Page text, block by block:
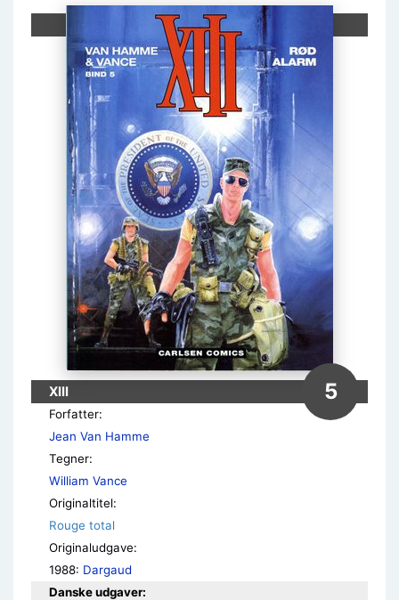
XIII 5
Forfatter:
Jean Van Hamme
Tegner:
William Vance
Originaltitel:
Rouge total
Originaludgave:
1988: Dargaud
Danske udgaver: